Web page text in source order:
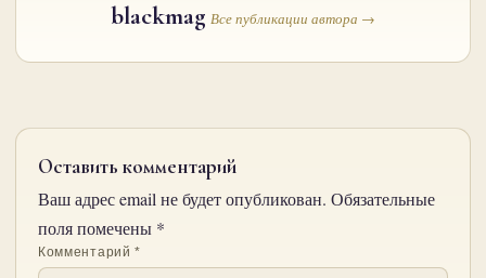
blackmag Все публикации автора →
Оставить комментарий
Ваш адрес email не будет опубликован. Обязательные
поля помечены *
Комментарий*